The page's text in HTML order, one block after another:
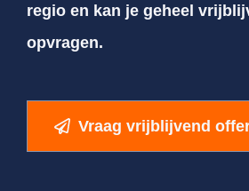
regio en kan je geheel
opvragen.
Vraag vrijblijvend